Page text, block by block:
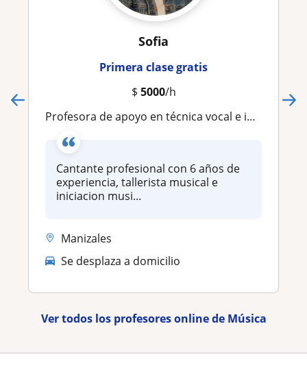
Sofia
Primera clase gratis
$ 5000/h
Profesora de apoyo en técnica vocal e iniciacion musical
Cantante profesional con 6 años de
experiencia, tallerista musical e
iniciacion musi...
Manizales
Se desplaza a domicilio
Ver todos los profesores online de Música